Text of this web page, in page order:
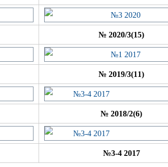
№ 2020/3(15)
№ 2019/3(11)
№ 2018/2(6)
№3-4 2017